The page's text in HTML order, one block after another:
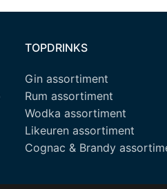
TOPDRINKS
Gin assortiment
Rum assortiment
Wodka assortiment
Likeuren assortiment
Cognac & Brandy